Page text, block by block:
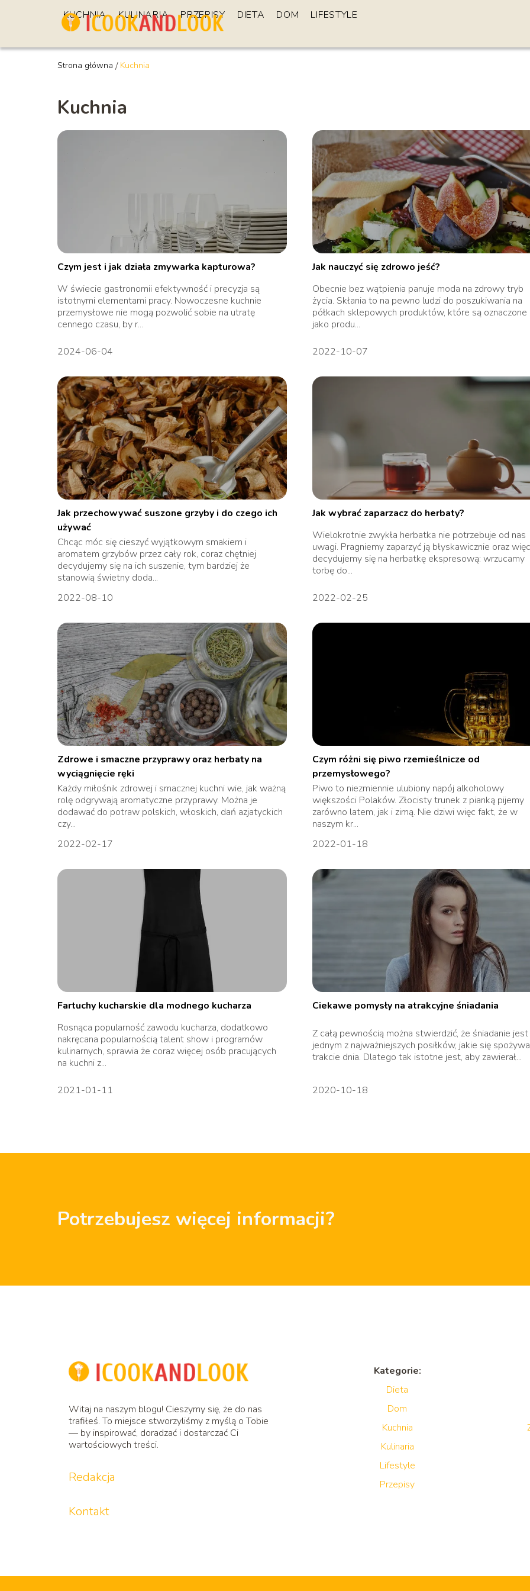
KUCHNIA KULINARIA PRZEPISY DIETA DOM LIFESTYLE
Strona główna / Kuchnia
Kuchnia
Czym jest i jak działa zmywarka kapturowa?
W świecie gastronomii efektywność i precyzja są
istotnymi elementami pracy. Nowoczesne kuchnie
przemysłowe nie mogą pozwolić sobie na utratę
cennego czasu, by r...
2024-06-04
Jak nauczyć się zdrowo jeść?
Obecnie bez wątpienia panuje moda na zdrowy tryb
życia. Skłania to na pewno ludzi do poszukiwania na
półkach sklepowych produktów, które są oznaczone
jako produ...
2022-10-07
Jak przechowywać suszone grzyby i do czego ich
używać
Chcąc móc się cieszyć wyjątkowym smakiem i
aromatem grzybów przez cały rok, coraz chętniej
decydujemy się na ich suszenie, tym bardziej że
stanowią świetny doda...
2022-08-10
Jak wybrać zaparzacz do herbaty?
Wielokrotnie zwykła herbatka nie potrzebuje od nas
uwagi. Pragniemy zaparzyć ją błyskawicznie oraz
decydujemy się na herbatkę ekspresową: wrzucamy
torbę do...
2022-02-25
Zdrowe i smaczne przyprawy oraz herbaty na
wyciągnięcie ręki
Każdy miłośnik zdrowej i smacznej kuchni wie, jak ważną
rolę odgrywają aromatyczne przyprawy. Można je
dodawać do potraw polskich, włoskich, dań azjatyckich
czy...
2022-02-17
Czym różni się piwo rzemieślnicze od
przemysłowego?
Piwo to niezmiennie ulubiony napój alkoholowy
większości Polaków. Złocisty trunek z pianką pijemy
zarówno latem, jak i zimą. Nie dziwi więc fakt, że w
naszym kr...
2022-01-18
Fartuchy kucharskie dla modnego kucharza
Rosnąca popularność zawodu kucharza, dodatkowo
nakręcana popularnością talent show i programów
kulinarnych, sprawia że coraz więcej osób pracujących
na kuchni z...
2021-01-11
Ciekawe pomysły na atrakcyjne śniadania
Z całą pewnością można stwierdzić, że śniadanie jest
jednym z najważniejszych posiłków, jakie się
trakcie dnia. Dlatego tak istotne jest, aby zawierał...
2020-10-18
Potrzebujesz więcej informacji?
Witaj na naszym blogu! Cieszymy się, że do nas
trafiłeś. To miejsce stworzyliśmy z myślą o Tobie
— by inspirować, doradzać i dostarczać Ci
wartościowych treści.
Redakcja
Kontakt
Kategorie:
Dieta
Dom
Kuchnia
Kulinaria
Lifestyle
Przepisy